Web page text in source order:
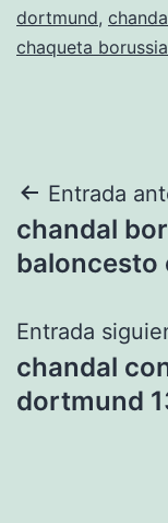
dortmund,
chaqueta
de
Entrada
chandal
baloncesto
Entrada
chandal
dortmund